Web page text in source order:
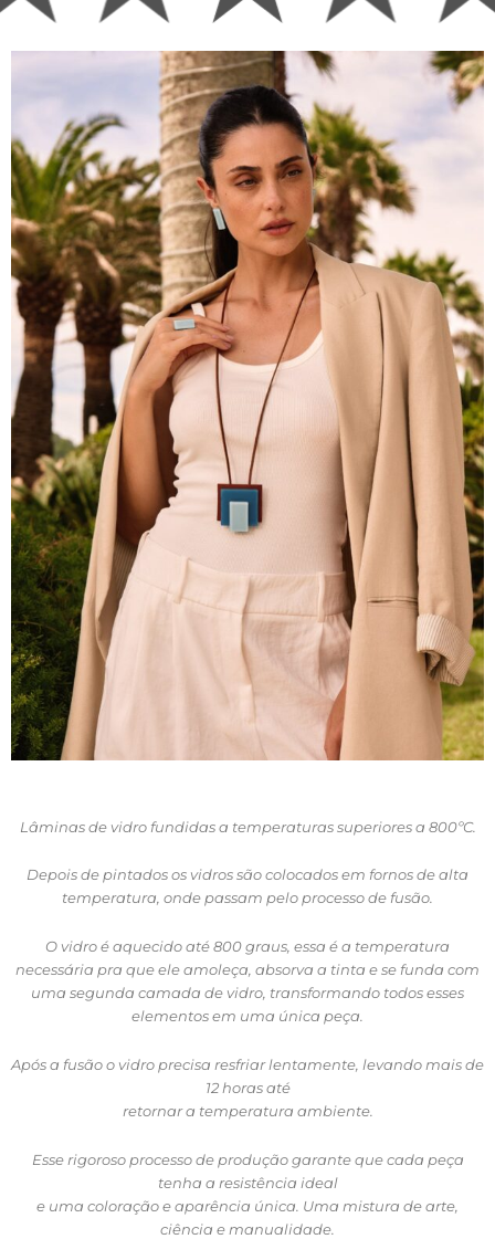
Lâminas de vidro fundidas a temperaturas superiores a 800ºC.
Depois de pintados os vidros são colocados em fornos de alta
temperatura, onde passam pelo processo de fusão.
O vidro é aquecido até 800 graus, essa é a temperatura
necessária pra que ele amoleça, absorva a tinta e se funda com
uma segunda camada de vidro, transformando todos esses
elementos em uma única peça.
Após a fusão o vidro precisa resfriar lentamente, levando mais de
12 horas até
retornar a temperatura ambiente.
Esse rigoroso processo de produção garante que cada peça
tenha a resistência ideal
e uma coloração e aparência única. Uma mistura de arte,
ciência e manualidade.